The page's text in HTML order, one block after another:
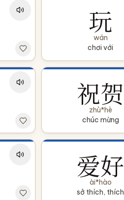
玩
wán
chơi với
祝贺
zhù*hè
chúc mừng
爱好
ài*hào
sở thích, thích